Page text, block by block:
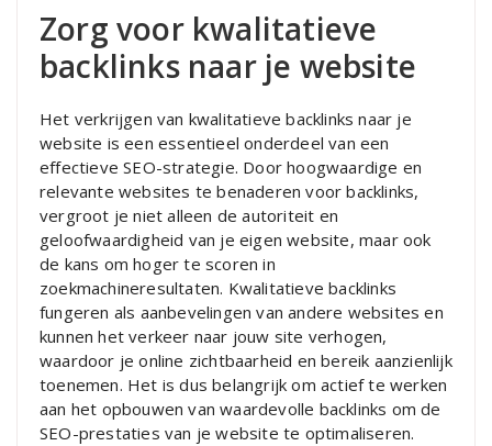
Zorg voor kwalitatieve
backlinks naar je website
Het verkrijgen van kwalitatieve backlinks naar je
website is een essentieel onderdeel van een
effectieve SEO-strategie. Door hoogwaardige en
relevante websites te benaderen voor backlinks,
vergroot je niet alleen de autoriteit en
geloofwaardigheid van je eigen website, maar ook
de kans om hoger te scoren in
zoekmachineresultaten. Kwalitatieve backlinks
fungeren als aanbevelingen van andere websites en
kunnen het verkeer naar jouw site verhogen,
waardoor je online zichtbaarheid en bereik aanzienlijk
toenemen. Het is dus belangrijk om actief te werken
aan het opbouwen van waardevolle backlinks om de
SEO-prestaties van je website te optimaliseren.